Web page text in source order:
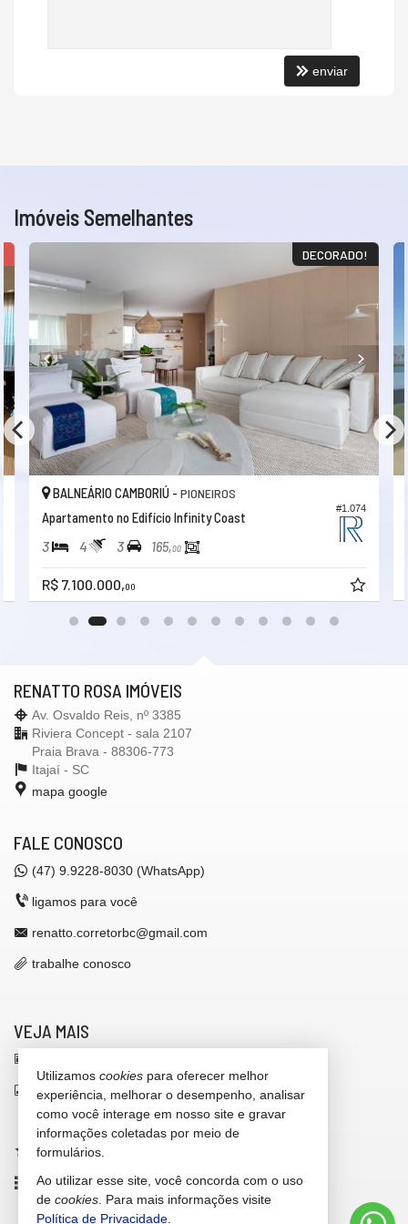
enviar
Imóveis Semelhantes
DECORADO!
#1.074
BALNEÁRIO CAMBORIÚ -PIONEIROS
Apartamento no Edifício Infinity Coast
3 4 3 165,00
R$ 7.100.000,00
RENATTO ROSA IMÓVEIS
Av. Osvaldo Reis, nº 3385
Riviera Concept - sala 2107
Praia Brava - 88306-773
Itajaí - SC
mapa google
FALE CONOSCO
(47) 9.9228-8030 (WhatsApp)
ligamos para você
renatto.corretorbc@gmail.com
trabalhe conosco
VEJA MAIS
indicadores financeiros
cadastre seu imóvel
imóveis favoritos
mapa de imóveis
Utilizamos cookies para oferecer melhor
experiência, melhorar o desempenho, analisar
como você interage em nosso site e gravar
informações coletadas por meio de
formulários.
Ao utilizar esse site, você concorda com o uso
de cookies . Para mais informações visite
Política de Privacidade